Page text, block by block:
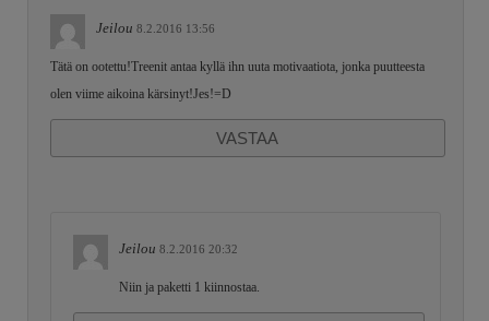
Jeilou 8.2.2016 13:56
Tätä on ootettu!Treenit antaa kyllä ihn uuta motivaatiota, jonka puutteesta
olen viime aikoina kärsinyt!Jes!=D
VASTAA
Jeilou 8.2.2016 20:32
Niin ja paketti 1 kiinnostaa.